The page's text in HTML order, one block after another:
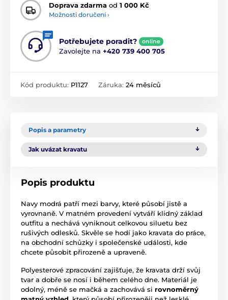
Doprava zdarma od 1 000 Kč
Možnosti doručení ›
Potřebujete poradit? online
Zavolejte na +420 739 400 705
Kód produktu: P1127 Záruka: 24 měsíců
Popis a parametry
Jak uvázat kravatu
Popis produktu
Navy modrá patří mezi barvy, které působí jistě a
vyrovnaně. V matném provedení vytváří klidný základ
outfitu a nechává vyniknout celkovou siluetu bez
rušivých odlesků. Skvěle se hodí jako kravata do práce,
na obchodní schůzky i společenské události, kde
chcete působit přirozeně a upraveně.
Polyesterové zpracování zajišťuje, že kravata drží svůj
tvar a dobře se nosí i během celého dne. Materiál je
odolný, méně se mačká a zachovává si rovnoměrný